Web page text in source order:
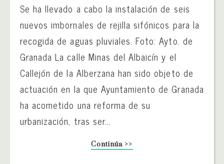
Se ha llevado a cabo la instalación de seis
nuevos imbornales de rejilla sifónicos para la
recogida de aguas pluviales. Foto: Ayto. de
Granada La calle Minas del Albaicín y el
Callejón de la Alberzana han sido objeto de
actuación en la que Ayuntamiento de Granada
ha acometido una reforma de su
urbanización, tras ser...
Continúa >>